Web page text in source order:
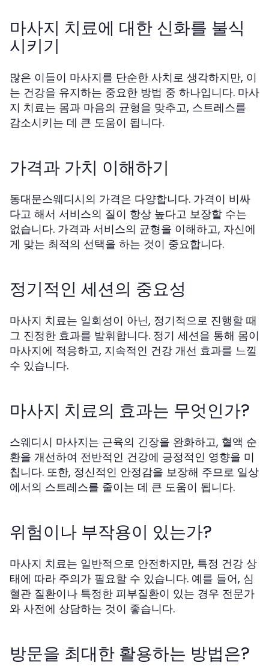
마사지 치료에 대한 신화를 불식
시키기
많은 이들이 마사지를 단순한 사치로 생각하지만, 이
는 건강을 유지하는 중요한 방법 중 하나입니다. 마사
지 치료는 몸과 마음의 균형을 맞추고, 스트레스를
감소시키는 데 큰 도움이 됩니다.
가격과 가치 이해하기
동대문스웨디시의 가격은 다양합니다. 가격이 비싸
다고 해서 서비스의 질이 항상 높다고 보장할 수는
없습니다. 가격과 서비스의 균형을 이해하고, 자신에
게 맞는 최적의 선택을 하는 것이 중요합니다.
정기적인 세션의 중요성
마사지 치료는 일회성이 아닌, 정기적으로 진행할 때
그 진정한 효과를 발휘합니다. 정기 세션을 통해 몸이
마사지에 적응하고, 지속적인 건강 개선 효과를 느낄
수 있습니다.
마사지 치료의 효과는 무엇인가?
스웨디시 마사지는 근육의 긴장을 완화하고, 혈액 순
환을 개선하여 전반적인 건강에 긍정적인 영향을 미
칩니다. 또한, 정신적인 안정감을 보장해 주므로 일상
에서의 스트레스를 줄이는 데 큰 도움이 됩니다.
위험이나 부작용이 있는가?
마사지 치료는 일반적으로 안전하지만, 특정 건강 상
태에 따라 주의가 필요할 수 있습니다. 예를 들어, 심
혈관 질환이나 특정한 피부질환이 있는 경우 전문가
와 사전에 상담하는 것이 좋습니다.
방문을 최대한 활용하는 방법은?